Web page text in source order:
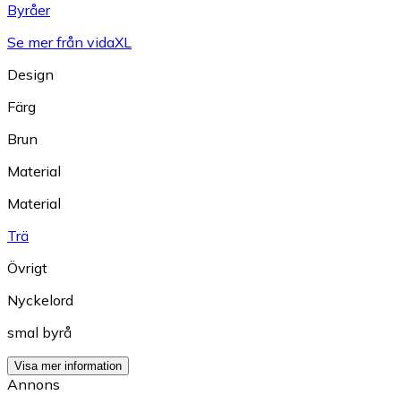
Byråer
Se mer från vidaXL
Design
Färg
Brun
Material
Material
Trä
Övrigt
Nyckelord
smal byrå
Visa mer information
Annons